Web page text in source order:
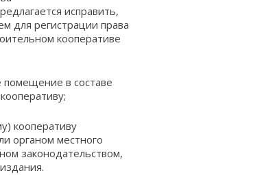
исправить,
для регистрации права
кооперативе
в составе
кооперативу
органом местного
законодательством,